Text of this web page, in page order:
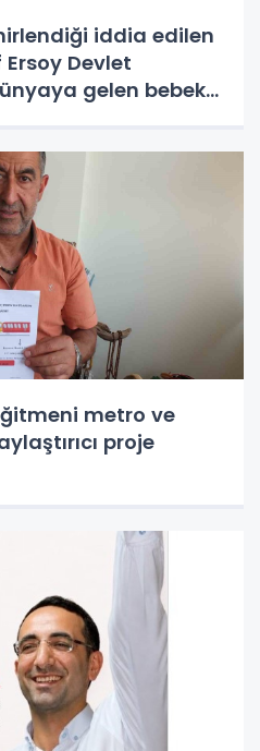
iddia edilen
Ersoy Devlet
gelen bebek
metro ve
proje